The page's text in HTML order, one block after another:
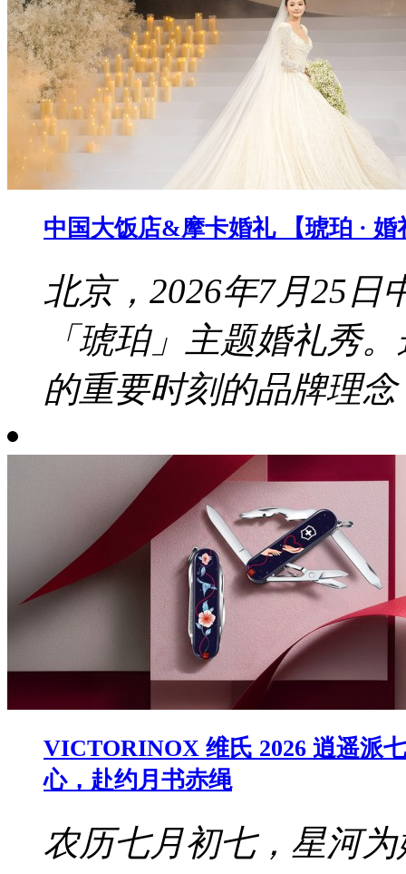
中国大饭店&摩卡婚礼 【琥珀 ·
北京，2026年7月25日
「琥珀」主题婚礼秀
的重要时刻的品牌理念
VICTORINOX 维氏 2026 逍遥派
心，赴约月书赤绳
农历七月初七，星河